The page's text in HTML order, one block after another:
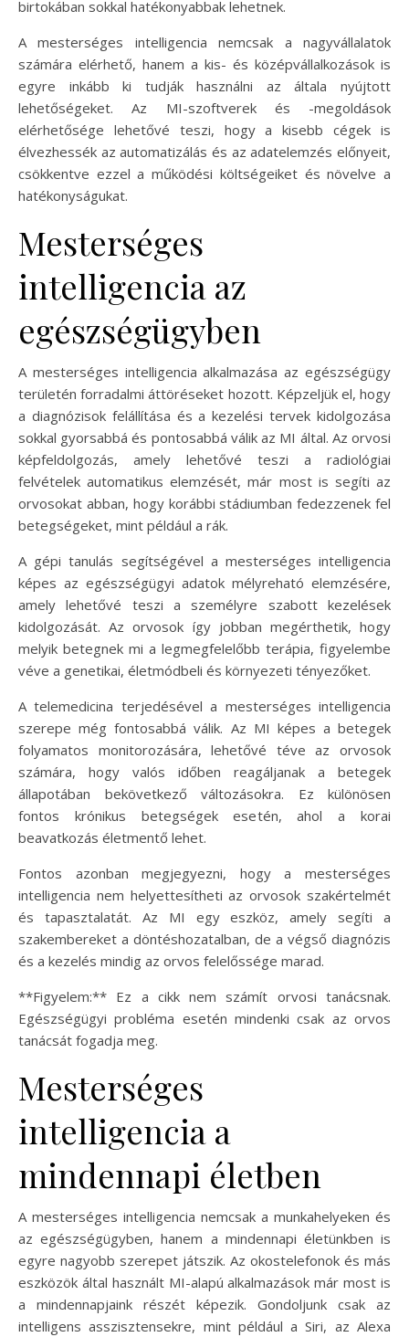
birtokában sokkal hatékonyabbak lehetnek.
A mesterséges intelligencia nemcsak a nagyvállalatok
számára elérhető, hanem a kis- és középvállalkozások is
egyre inkább ki tudják használni az általa nyújtott
lehetőségeket. Az MI-szoftverek és -megoldások
elérhetősége lehetővé teszi, hogy a kisebb cégek is
élvezhessék az automatizálás és az adatelemzés előnyeit,
csökkentve ezzel a működési költségeiket és növelve a
hatékonyságukat.
Mesterséges
intelligencia az
egészségügyben
A mesterséges intelligencia alkalmazása az egészségügy
területén forradalmi áttöréseket hozott. Képzeljük el, hogy
a diagnózisok felállítása és a kezelési tervek kidolgozása
sokkal gyorsabbá és pontosabbá válik az MI által. Az orvosi
képfeldolgozás, amely lehetővé teszi a radiológiai
felvételek automatikus elemzését, már most is segíti az
orvosokat abban, hogy korábbi stádiumban fedezzenek fel
betegségeket, mint például a rák.
A gépi tanulás segítségével a mesterséges intelligencia
képes az egészségügyi adatok mélyreható elemzésére,
amely lehetővé teszi a személyre szabott kezelések
kidolgozását. Az orvosok így jobban megérthetik, hogy
melyik betegnek mi a legmegfelelőbb terápia, figyelembe
véve a genetikai, életmódbeli és környezeti tényezőket.
A telemedicina terjedésével a mesterséges intelligencia
szerepe még fontosabbá válik. Az MI képes a betegek
folyamatos monitorozására, lehetővé téve az orvosok
számára, hogy valós időben reagáljanak a betegek
állapotában bekövetkező változásokra. Ez különösen
fontos krónikus betegségek esetén, ahol a korai
beavatkozás életmentő lehet.
Fontos azonban megjegyezni, hogy a mesterséges
intelligencia nem helyettesítheti az orvosok szakértelmét
és tapasztalatát. Az MI egy eszköz, amely segíti a
szakembereket a döntéshozatalban, de a végső diagnózis
és a kezelés mindig az orvos felelőssége marad.
**Figyelem:** Ez a cikk nem számít orvosi tanácsnak.
Egészségügyi probléma esetén mindenki csak az orvos
tanácsát fogadja meg.
Mesterséges
intelligencia a
mindennapi életben
A mesterséges intelligencia nemcsak a munkahelyeken és
az egészségügyben, hanem a mindennapi életünkben is
egyre nagyobb szerepet játszik. Az okostelefonok és más
eszközök által használt MI-alapú alkalmazások már most is
a mindennapjaink részét képezik. Gondoljunk csak az
intelligens asszisztensekre, mint például a Siri, az Alexa